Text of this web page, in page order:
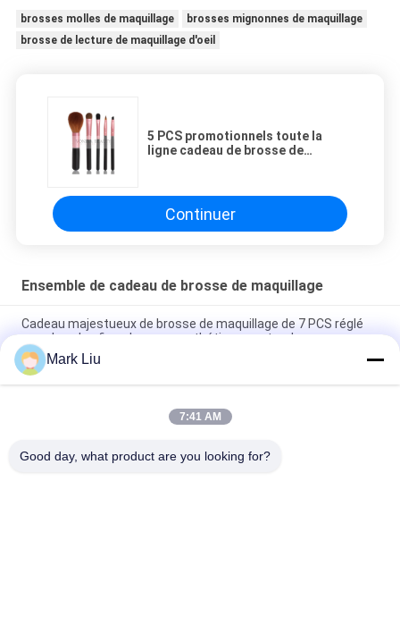
brosses molles de maquillage
brosses mignonnes de maquillage
brosse de lecture de maquillage d'oeil
5 PCS promotionnels toute la
ligne cadeau de brosse de
Continuer
Ensemble de cadeau de brosse de maquillage
Cadeau majestueux de brosse de maquillage de 7 PCS réglé
avec les plus fins cheveux synthétiques naturels
Produits de beauté réglés de collection de maquillage de
cadeau exclusif rose de brosse, trousse d'outils de maquillage
Paquet de cadeau de Chirstmas avec de doubles brosses
Mark Liu
7:41 AM
Good day, what product are you looking for?